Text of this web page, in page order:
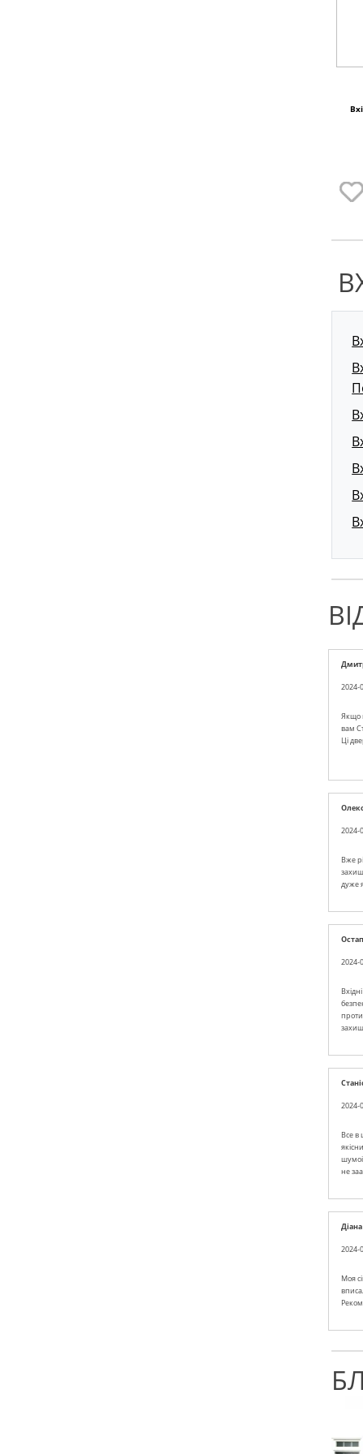
2024-
Якщо
вам
Ці
2024-
Вже
дуже
2024-
2024-
Все в
не
2024-
Моя